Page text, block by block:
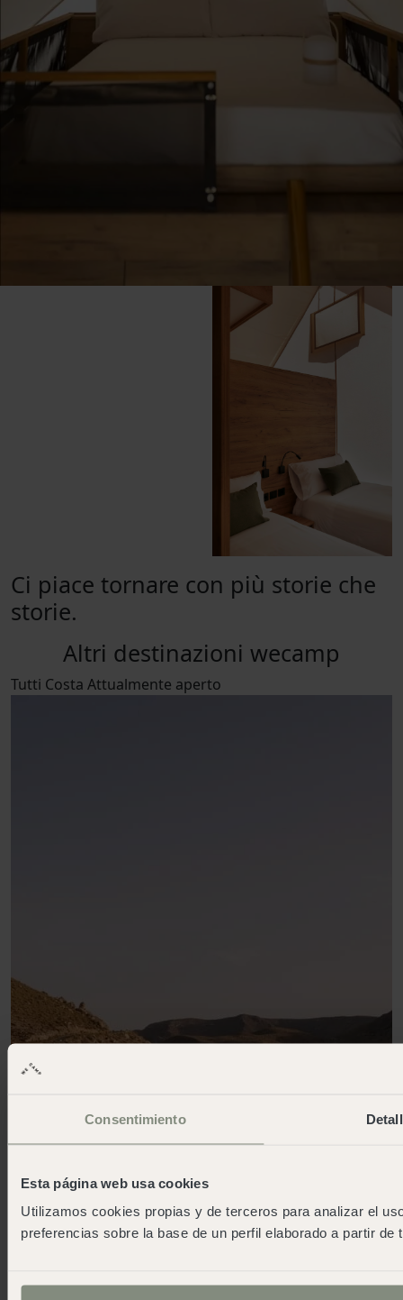
Consentimiento
Esta página web usa cookies
Utilizamos cookies propias y de terceros para analizar el
preferencias sobre la base de un perfil elaborado a partir
Ci piace tornare con più storie che
storie.
Altri destinazioni wecamp
Tutti Costa Attualmente aperto